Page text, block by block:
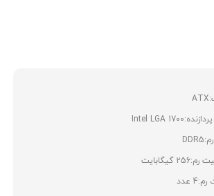
ATX
Intel LGA 1700
DDR5
رم:256 گیگابایت
رم:4 عدد